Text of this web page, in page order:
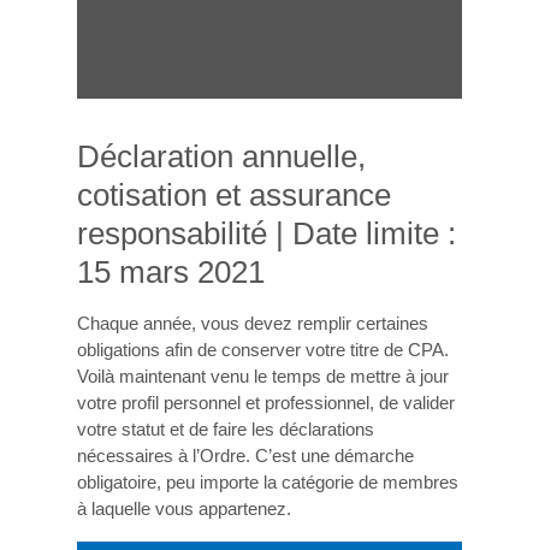
Déclaration annuelle,
cotisation et assurance
responsabilité | Date limite :
15 mars 2021
Chaque année, vous devez remplir certaines
obligations afin de conserver votre titre de CPA.
Voilà maintenant venu le temps de mettre à jour
votre profil personnel et professionnel, de valider
votre statut et de faire les déclarations
nécessaires à l’Ordre. C’est une démarche
obligatoire, peu importe la catégorie de membres
à laquelle vous appartenez.